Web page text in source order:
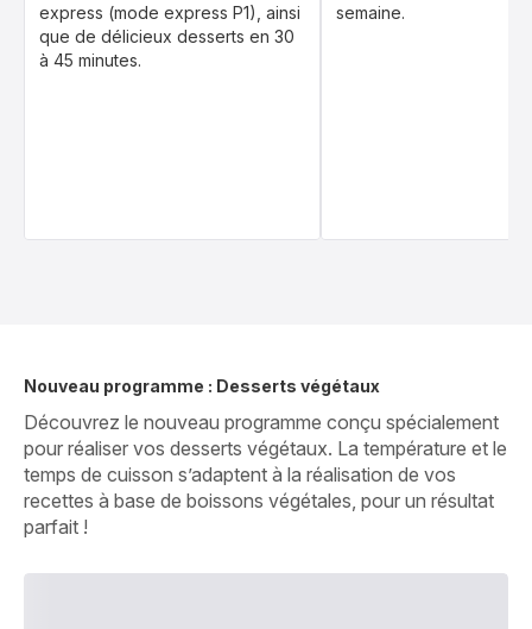
express (mode express P1), ainsi
que de délicieux desserts en 30
à 45 minutes.
semaine.
Nouveau programme : Desserts végétaux
Découvrez le nouveau programme conçu spécialement
pour réaliser vos desserts végétaux. La température et le
temps de cuisson s’adaptent à la réalisation de vos
recettes à base de boissons végétales, pour un résultat
parfait !